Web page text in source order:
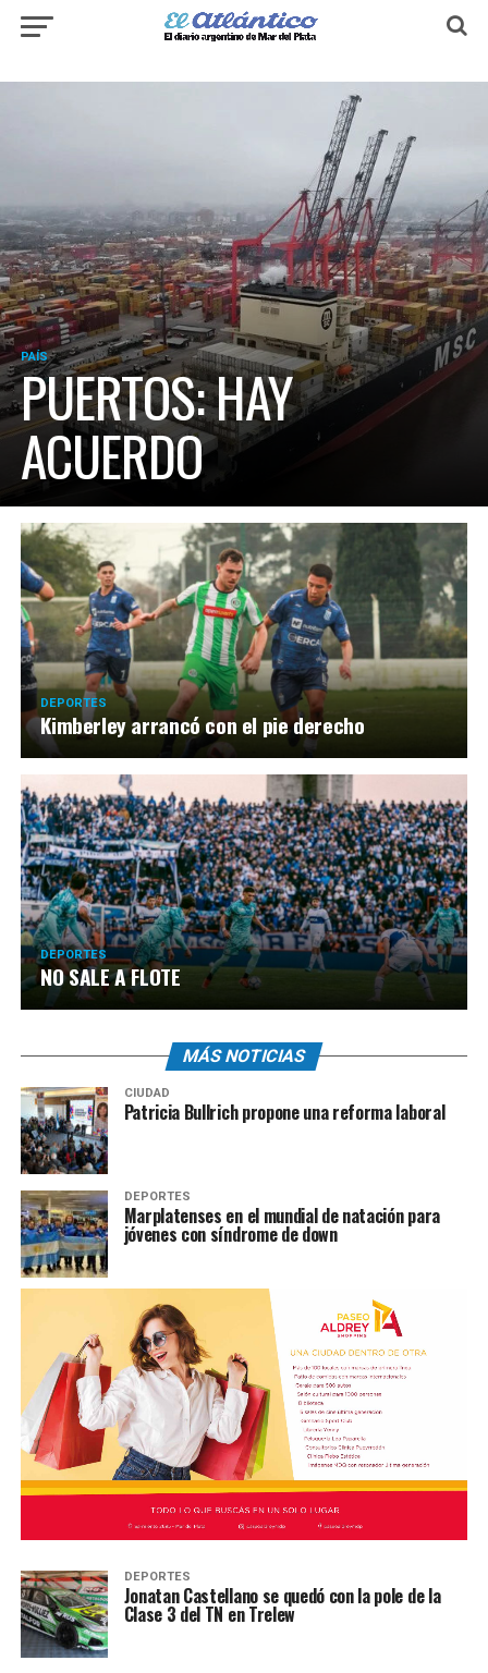
PAÍS
PUERTOS: HAY
ACUERDO
DEPORTES
Kimberley arrancó con el pie derecho
DEPORTES
NO SALE A FLOTE
MÁS NOTICIAS
CIUDAD
Patricia Bullrich propone una reforma laboral
DEPORTES
Marplatenses en el mundial de natación para
jóvenes con síndrome de down
DEPORTES
Jonatan Castellano se quedó con la pole de la
Clase 3 del TN en Trelew